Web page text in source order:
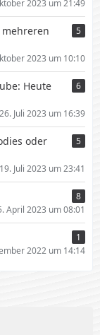
2023 um 21:49
5
2023 um 10:10
Heute
6
26. Juli 2023 um 16:39
oder
5
19. Juli 2023 um 23:41
8
April 2023 um 08:01
1
2022 um 14:14